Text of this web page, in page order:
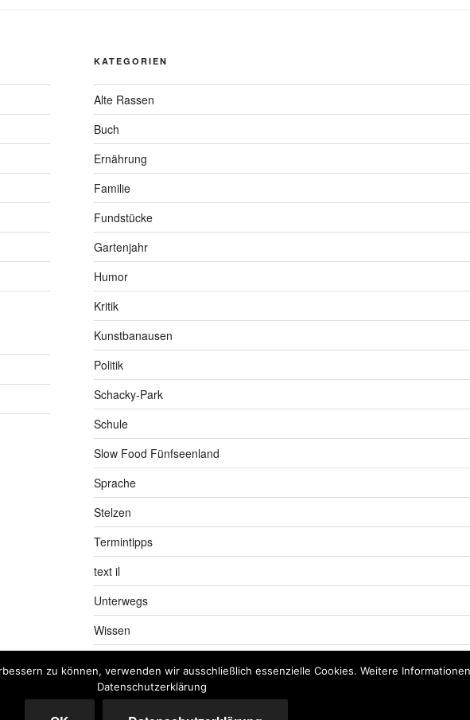
KATEGORIEN
Alte Rassen
Buch
Ernährung
Familie
Fundstücke
Gartenjahr
Humor
Kritik
Kunstbanausen
Politik
Schacky-Park
Schule
Slow Food Fünfseenland
Sprache
Stelzen
Termintipps
text il
Unterwegs
Wissen
zu können, verwenden wir ausschließlich essenzielle Cookies. Weitere
Datenschutzerklärung